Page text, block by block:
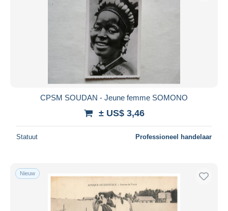
CPSM SOUDAN - Jeune femme SOMONO
± US$ 3,46
Statuut Professioneel handelaar
Nieuw